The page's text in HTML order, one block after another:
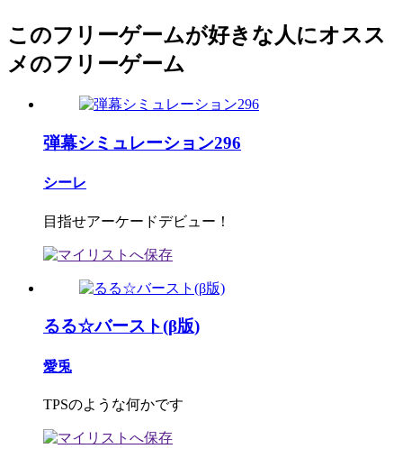
このフリーゲームが好きな人にオスス
メのフリーゲーム
弾幕シミュレーション296
シーレ
目指せアーケードデビュー！
るる☆バースト(β版)
愛兎
TPSのような何かです